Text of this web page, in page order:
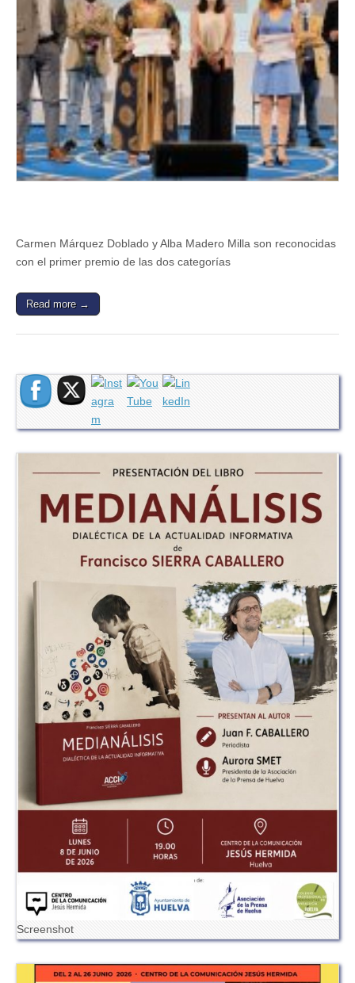
Carmen Márquez Doblado y Alba Madero Milla son reconocidas
con el primer premio de las dos categorías
Read more →
Screenshot